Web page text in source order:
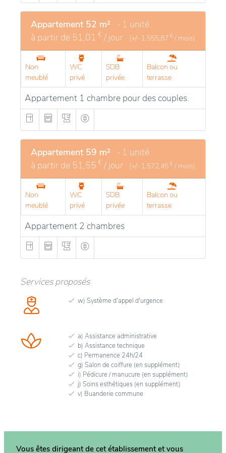
Appartement 52 m² - 1 unité
à partir de 51,01 € / jour (+/- 1.555,87 € / mois)
Non
meublé
WC
privé
SDB
privée
Balcon ou
terrasse
Appartement 1 chambre pour des couples.
Appartement 59 m² - 1 unité
à partir de 51,55 € / jour (+/- 1.572,45 € / mois)
Non
meublé
WC
privé
SDB
privée
Balcon ou
terrasse
Appartement 2 chambres
Services proposés
w) Système d'appel d'urgence
a) Assistance administrative
b) Assistance technique
c) Permanence 24h/24
g) Salon de coiffure (en supplément)
i) Pédicure / manucure (en supplément)
j) Soins esthétiques (en supplément)
v) Buanderie commune
Vous êtes dirigeant de cet établissement et vous